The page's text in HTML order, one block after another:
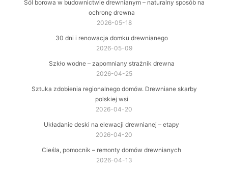
Sól borowa w budownictwie drewnianym – naturalny sposób na
ochronę drewna
2026-05-18
30 dni i renowacja domku drewnianego
2026-05-09
Szkło wodne – zapomniany strażnik drewna
2026-04-25
Sztuka zdobienia regionalnego domów. Drewniane skarby
polskiej wsi
2026-04-20
Układanie deski na elewacji drewnianej – etapy
2026-04-20
Cieśla, pomocnik – remonty domów drewnianych
2026-04-13